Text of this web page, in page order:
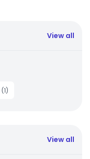
View all
(1)
View all